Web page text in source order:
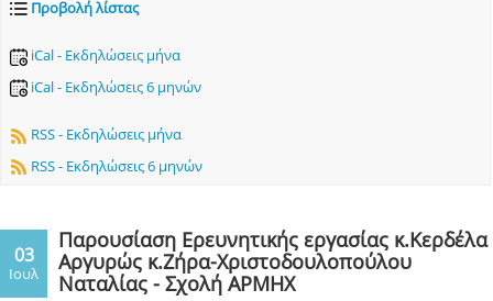
Προβολή λίστας
iCal - Εκδηλώσεις μήνα
iCal - Εκδηλώσεις 6 μηνών
RSS - Εκδηλώσεις μήνα
RSS - Εκδηλώσεις 6 μηνών
03
Ιουλ
Παρουσίαση Ερευνητικής εργασίας κ.Κερδέλα
Αργυρώς κ.Ζήρα-Χριστοδουλοπούλου
Ναταλίας - Σχολή ΑΡΜΗΧ